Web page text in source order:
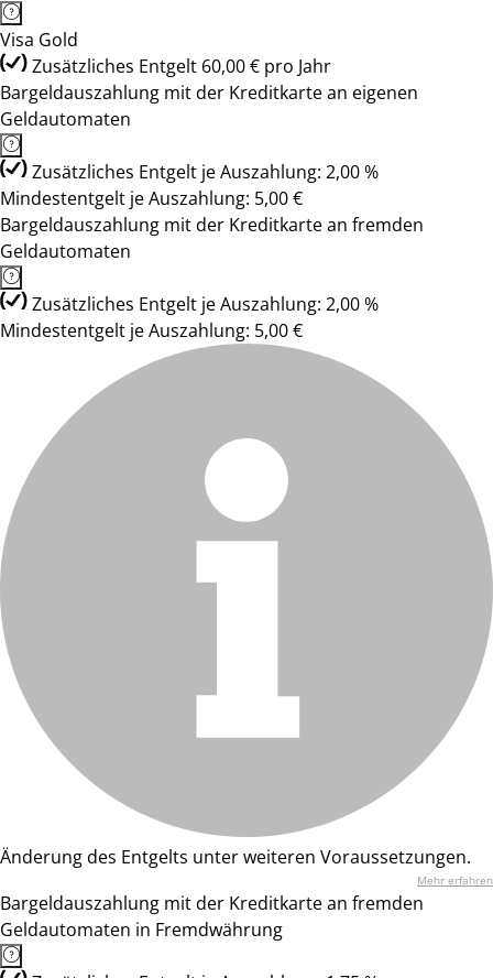
Visa Gold
Zusätzliches Entgelt 60,00 € pro Jahr
Bargeldauszahlung mit der Kreditkarte an eigenen
Geldautomaten
Zusätzliches Entgelt je Auszahlung: 2,00 %
Mindestentgelt je Auszahlung: 5,00 €
Bargeldauszahlung mit der Kreditkarte an fremden
Geldautomaten
Zusätzliches Entgelt je Auszahlung: 2,00 %
Mindestentgelt je Auszahlung: 5,00 €
Änderung des Entgelts unter weiteren Voraussetzungen.
Mehr erfahren
Bargeldauszahlung mit der Kreditkarte an fremden
Geldautomaten in Fremdwährung